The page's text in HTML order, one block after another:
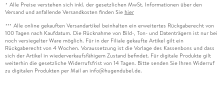
* Alle Preise verstehen sich inkl. der gesetzlichen MwSt. Informationen über den
Versand und anfallende Versandkosten finden Sie hier
*** Alle online gekauften Versandartikel beinhalten ein erweitertes Rückgaberecht von
100 Tagen nach Kaufdatum. Die Rücknahme von Bild-, Ton- und Datenträgern ist nur bei
noch versiegelter Ware möglich. Für in der Filiale gekaufte Artikel gilt ein
Rückgaberecht von 4 Wochen. Voraussetzung ist die Vorlage des Kassenbons und dass
sich der Artikel in wiederverkaufsfähigem Zustand befindet. Für digitale Produkte gilt
weiterhin die gesetzliche Widerrufsfrist von 14 Tagen. Bitte senden Sie Ihren Widerruf
zu digitalen Produkten per Mail an info@hugendubel.de.